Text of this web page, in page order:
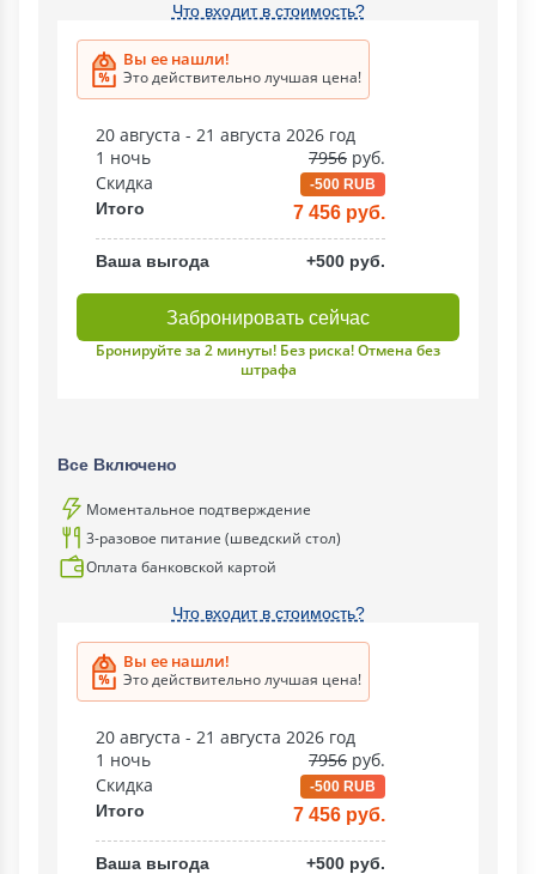
Что входит в стоимость?
Вы ее нашли!
Это действительно лучшая цена!
20 августа - 21 августа 2026 год
1 ночь
7956 руб.
Скидка
-500 RUB
Итого 7 456 руб.
Ваша выгода +500 руб.
Забронировать сейчас
Бронируйте за 2 минуты! Без риска! Отмена без
штрафа
Все Включено
Моментальное подтверждение
3-разовое питание (шведский стол)
Оплата банковской картой
Что входит в стоимость?
Вы ее нашли!
Это действительно лучшая цена!
20 августа - 21 августа 2026 год
1 ночь
7956 руб.
Скидка
-500 RUB
Итого 7 456 руб.
Ваша выгода +500 руб.